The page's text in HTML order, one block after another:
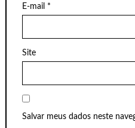
E-mail *
Site
Salvar meus dados neste